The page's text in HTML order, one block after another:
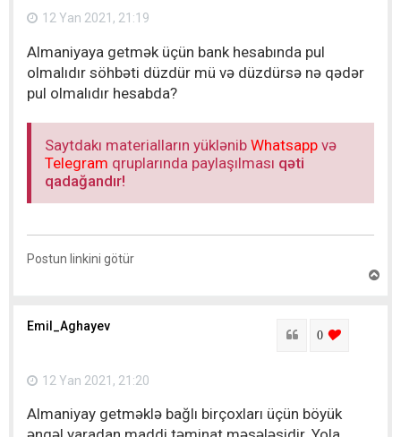
12 Yan 2021, 21:19
Almaniyaya getmək üçün bank hesabında pul
olmalıdır söhbəti düzdür mü və düzdürsə nə qədər
pul olmalıdır hesabda?
Saytdakı materialların yüklənib Whatsapp və
Telegram qruplarında paylaşılması qəti
qadağandır!
Postun linkini götür
Emil_Aghayev
Sitat
0
12 Yan 2021, 21:20
Almaniyay getməklə bağlı birçoxları üçün böyük